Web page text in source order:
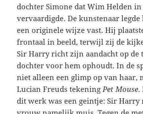
dochter Simone dat Wim Helden in
vervaardigde. De kunstenaar
een originele wijze vast. Hij
frontaal in beeld, terwijl zij de
Sir Harry richt zijn aandacht op de
dochter voor hem ophoudt. In de
niet alleen een glimp op van haar,
Lucian Freuds tekening Pet Mouse.
dit werk was een geintje: Sir Harry